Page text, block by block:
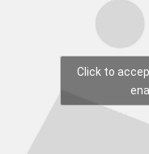
Click to